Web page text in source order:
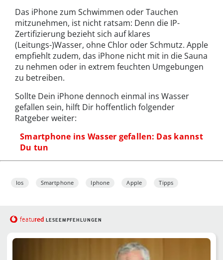
Das iPhone zum Schwimmen oder Tauchen
mitzunehmen, ist nicht ratsam: Denn die IP-
Zertifizierung bezieht sich auf klares
(Leitungs-)Wasser, ohne Chlor oder Schmutz. Apple
empfiehlt zudem, das iPhone nicht mit in die Sauna
zu nehmen oder in extrem feuchten Umgebungen
zu betreiben.
Sollte Dein iPhone dennoch einmal ins Wasser
gefallen sein, hilft Dir hoffentlich folgender
Ratgeber weiter:
Smartphone ins Wasser gefallen: Das kannst
Du tun
Ios Smartphone Iphone Apple Tipps
featured LESEEMPFEHLUNGEN